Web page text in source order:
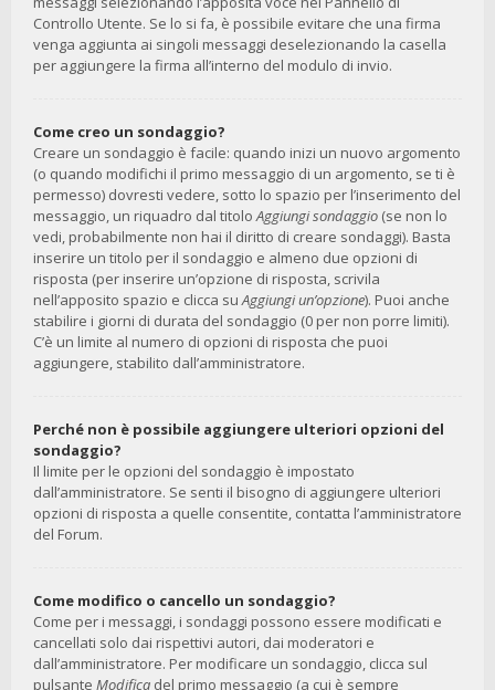
Controllo Utente. Se lo si fa, è possibile evitare che una firma
venga aggiunta ai singoli messaggi deselezionando la casella
per aggiungere la firma all’interno del modulo di invio.
Come creo un sondaggio?
Creare un sondaggio è facile: quando inizi un nuovo argomento
(o quando modifichi il primo messaggio di un argomento, se ti è
permesso) dovresti vedere, sotto lo spazio per l’inserimento del
messaggio, un riquadro dal titoloAggiungi sondaggio (se non lo
vedi, probabilmente non hai il diritto di creare sondaggi). Basta
inserire un titolo per il sondaggio e almeno due opzioni di
risposta (per inserire un’opzione di risposta, scrivila
nell’apposito spazio e clicca suAggiungi un’opzione). Puoi anche
stabilire i giorni di durata del sondaggio (0 per non porre limiti).
C’è un limite al numero di opzioni di risposta che puoi
aggiungere, stabilito dall’amministratore.
Perché non è possibile aggiungere ulteriori opzioni del
sondaggio?
Il limite per le opzioni del sondaggio è impostato
dall’amministratore. Se senti il bisogno di aggiungere ulteriori
opzioni di risposta a quelle consentite, contatta l’amministratore
del Forum.
Come modifico o cancello un sondaggio?
Come per i messaggi, i sondaggi possono essere modificati e
cancellati solo dai rispettivi autori, dai moderatori e
dall’amministratore. Per modificare un sondaggio, clicca sul
pulsante Modifica del primo messaggio (a cui è sempre